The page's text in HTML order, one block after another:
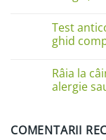
pisici
în
imagini:
ciupercă,
alergii
și
Boli
de
câini
în
poze:
ciuperca
Test
ghid
la
Test
anticorpi
pisică
Râia la
alergie
Râia
COMENTARII